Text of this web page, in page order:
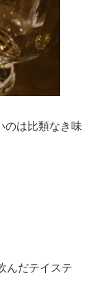
のは比類なき味
んだテイステ